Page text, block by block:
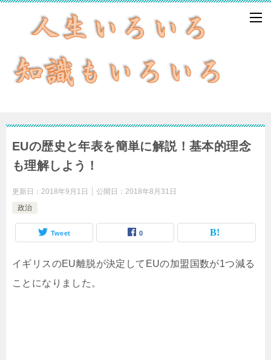
EUの歴史と年表を簡単に解説！基本的理念
も理解しよう！
更新日： 2018年9月1日 公開日： 2018年8月31日
政治
Tweet 0
イギリスのEU離脱が決定してEUの加盟国数が1つ減る
ことになりました。